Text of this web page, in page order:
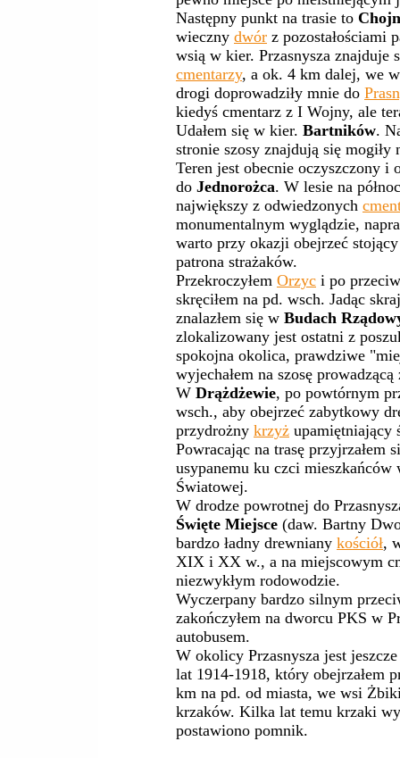
Następny punkt na trasie to
wieczny dwór z pozostałościami
wsią w kier. Przasnysza znajduje
cmentarzy, a ok. 4 km dalej, we
drogi doprowadziły mnie do
kiedyś cmentarz z I Wojny, ale
Udałem się w kier. Bartników.
stronie szosy znajdują się
Teren jest obecnie oczyszczony i
do Jednorożca. W lesie na
największy z odwiedzonych
monumentalnym wyglądzie,
warto przy okazji obejrzeć
patrona strażaków.
Przekroczyłem Orzyc i po
skręciłem na pd. wsch. Jadąc
znalazłem się w Budach
zlokalizowany jest ostatni z
spokojna okolica, prawdziwe
wyjechałem na szosę
W Drążdżewie, po powtórnym
wsch., aby obejrzeć zabytkowy
przydrożny krzyż upamiętniający
Powracając na trasę przyjrzałem
usypanemu ku czci
Światowej.
W drodze powrotnej do
Święte Miejsce (daw. Bartny
bardzo ładny drewniany kościół,
XIX i XX w., a na miejscowym
niezwykłym rodowodzie.
Wyczerpany bardzo silnym
zakończyłem na dworcu PKS w
autobusem.
W okolicy Przasnysza jest
lat 1914-1918, który obejrzałem
km na pd. od miasta, we wsi
krzaków. Kilka lat temu krzaki
postawiono pomnik.